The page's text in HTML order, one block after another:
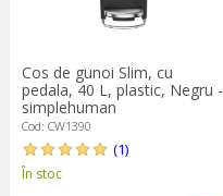
Cos de gunoi Slim, cu
pedala, 40 L, plastic, Negru -
simplehuman
Cod: CW1390
(1)
În stoc